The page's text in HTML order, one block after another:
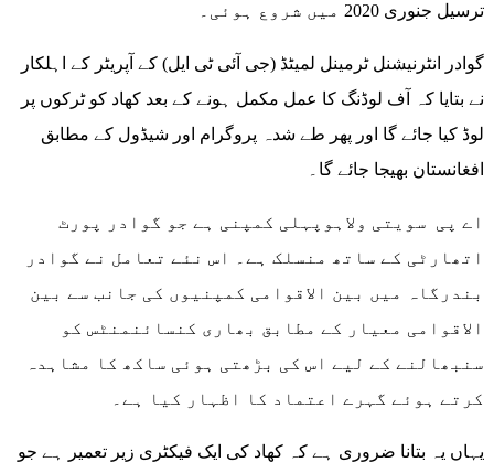
ترسیل جنوری 2020 میں شروع ہوئی۔
گوادر انٹرنیشنل ٹرمینل لمیٹڈ (جی آئی ٹی ایل) کے آپریٹر کے اہلکار
نے بتایا کہ آف لوڈنگ کا عمل مکمل ہونے کے بعد کھاد کو ٹرکوں پر
لوڈ کیا جائے گا اور پھر طے شدہ پروگرام اور شیڈول کے مطابق
افغانستان بھیجا جائے گا۔
اے پی سویتی ولاہوپہلی کمپنی ہے جو گوادر پورٹ
اتھارٹی کے ساتھ منسلک ہے۔ اس نئے تعامل نے گوادر
بندرگاہ میں بین الاقوامی کمپنیوں کی جانب سے بین
الاقوامی معیار کے مطابق بھاری کنسائنمنٹس کو
سنبھالنے کے لیے اس کی بڑھتی ہوئی ساکھ کا مشاہدہ
کرتے ہوئے گہرے اعتماد کا اظہار کیا ہے۔
یہاں یہ بتانا ضروری ہے کہ کھاد کی ایک فیکٹری زیر تعمیر ہے جو